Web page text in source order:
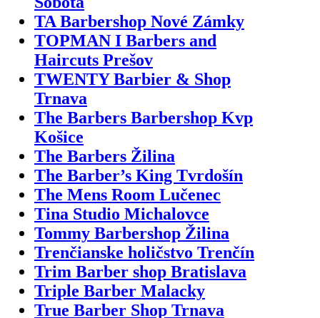
TA Barbershop Nové Zámky
TOPMAN I Barbers and
Haircuts Prešov
TWENTY Barbier & Shop
Trnava
The Barbers Barbershop Kvp
Košice
The Barbers Žilina
The Barber’s King Tvrdošín
The Mens Room Lučenec
Tina Studio Michalovce
Tommy Barbershop Žilina
Trenčianske holičstvo Trenčín
Trim Barber shop Bratislava
Triple Barber Malacky
True Barber Shop Trnava